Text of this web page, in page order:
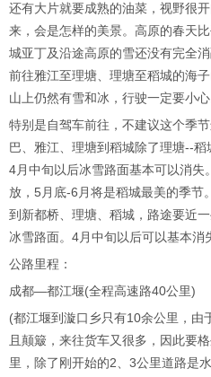
还有大片就要成熟的油菜，视野很
来，会是怎样的美景。高原的春天
城亚丁及沿途高原的雪还没有完全
前往雅江至理塘、理塘至稻城的海
山上仍然有雪和冰，行驶一定要小心
特别是自驾车前往，不建议这个季
巴、雅江、理塘到稻城除了理塘--
4月中旬以后冰雪路面基本可以消
放，5月底-6月将是稻城最美的季节
到新都桥、理塘、稻城，路途要近
冰雪路面。4月中旬以后可以基本消
公路里程：
成都―都江堰(全程高速路40公里)
(都江堰到漩口乡只有10余公里，由
且颠簸，来往货车又很多，因此要
里，除了刚开始的2、3公里道路是